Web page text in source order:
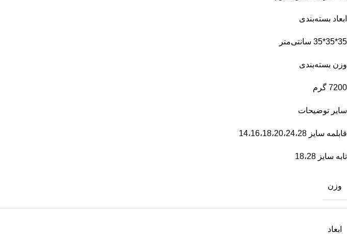
ابعاد بسته‌بندی
35*35*35 سانتی‌متر
وزن بسته‌بندی
7200 گرم
سایر توضیحات
قابلمه سایز 14،16،18،20،24،28
تابه سایز 18،28
وزن
ابعاد